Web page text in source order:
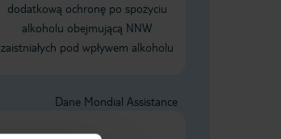
dodatkową ochronę po spożyciu
alkoholu obejmującą NNW
zaistniałych pod wpływem alkoholu
Dane Mondial Assistance